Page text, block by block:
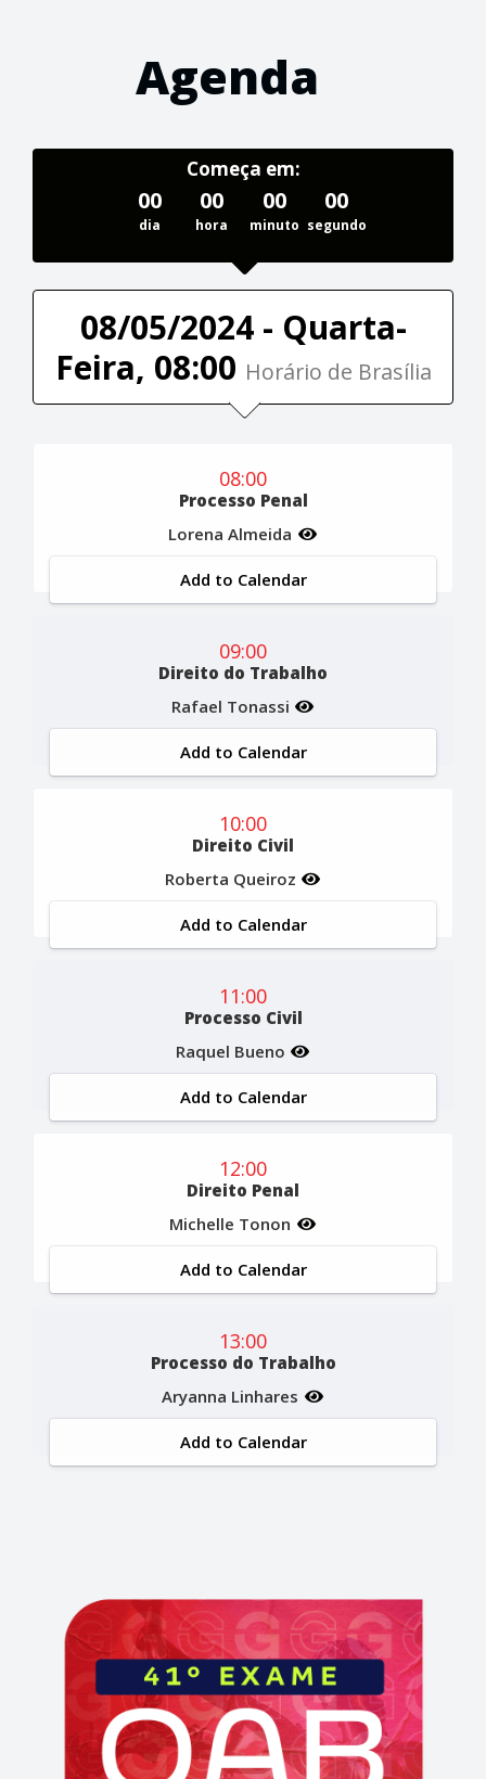
Agenda
Começa em:
00
dia
00
hora
00
minuto
00
segundo
08/05/2024 - Quarta-
Feira, 08:00 Horário de Brasília
08:00
Processo Penal
Lorena Almeida
Add to Calendar
09:00
Direito do Trabalho
Rafael Tonassi
Add to Calendar
10:00
Direito Civil
Roberta Queiroz
Add to Calendar
11:00
Processo Civil
Raquel Bueno
Add to Calendar
12:00
Direito Penal
Michelle Tonon
Add to Calendar
13:00
Processo do Trabalho
Aryanna Linhares
Add to Calendar